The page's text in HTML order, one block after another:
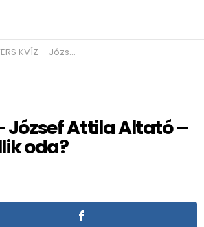
KVÍZ – József Attila Altató – Melyik sor illik oda?
József Attila Altató –
oda?